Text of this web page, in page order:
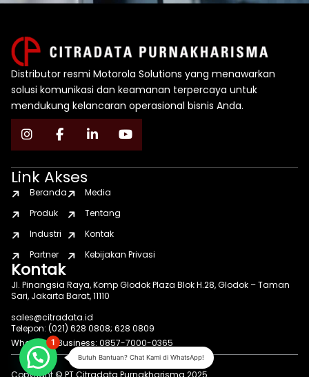
Distributor resmi Motorola Solutions yang menawarkan
solusi komunikasi dan keamanan terpercaya untuk
mendukung kelancaran operasional bisnis Anda.
Link Akses
Beranda
Produk
Industri
Partner
Media
Tentang
Kontak
Kebijakan Privasi
Kontak
Jl. Pinangsia Raya, Komp Glodok Plaza Blok H.28, Glodok – Taman
Sari, Jakarta Barat, 11110
sales@citradata.id
Telepon: (021) 628 0808; 628 0809
WhatsApp Business: 0857-7000-0365
Copyright © PT Citradata Purnakharisma 2025
Butuh Bantuan? Chat Kami di WhatsApp!
1